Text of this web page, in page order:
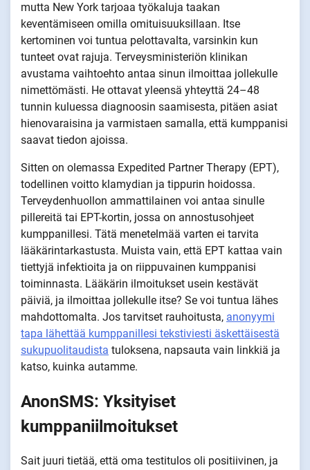
mutta New York tarjoaa työkaluja taakan
keventämiseen omilla omituisuuksillaan. Itse
kertominen voi tuntua pelottavalta, varsinkin kun
tunteet ovat rajuja. Terveysministeriön klinikan
avustama vaihtoehto antaa sinun ilmoittaa jollekulle
nimettömästi. He ottavat yleensä yhteyttä 24–48
tunnin kuluessa diagnoosin saamisesta, pitäen asiat
hienovaraisina ja varmistaen samalla, että kumppanisi
saavat tiedon ajoissa.
Sitten on olemassa Expedited Partner Therapy (EPT),
todellinen voitto klamydian ja tippurin hoidossa.
Terveydenhuollon ammattilainen voi antaa sinulle
pillereitä tai EPT-kortin, jossa on annostusohjeet
kumppanillesi. Tätä menetelmää varten ei tarvita
lääkärintarkastusta. Muista vain, että EPT kattaa vain
tiettyjä infektioita ja on riippuvainen kumppanisi
toiminnasta. Lääkärin ilmoitukset usein kestävät
päiviä, ja ilmoittaa jollekulle itse? Se voi tuntua lähes
mahdottomalta. Jos tarvitset rauhoitusta, anonyymi
tapa lähettää kumppanillesi tekstiviesti äskettäisestä
sukupuolitaudista tuloksena, napsauta vain linkkiä ja
katso, kuinka autamme.
AnonSMS: Yksityiset
kumppaniilmoitukset
Sait juuri tietää, että oma testitulos oli positiivinen, ja